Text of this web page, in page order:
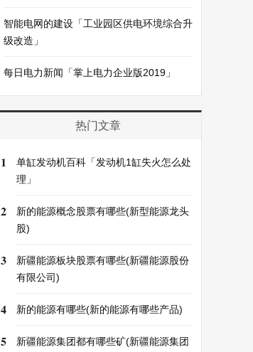
智能电网的建设「工业园区供电环境综合升
级改造」
每日电力新闻「掌上电力企业版2019」
热门文章
1
单缸发动机百科「发动机1缸失火怎么处
理」
2
新的能源概念股票有哪些(新型能源龙头
股)
3
新疆能源板块股票有哪些(新疆能源股份
有限公司)
4 新的能源有哪些(新的能源有哪些产品)
5
新疆能源集团都有哪些矿(新疆能源集团